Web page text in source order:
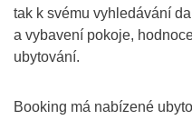
tak k svému vyhledávání
a vybavení pokoje,
ubytování.
Booking má nabízené